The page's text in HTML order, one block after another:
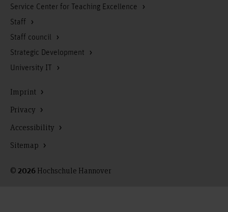
Service Center for Teaching Excellence
Staff
Staff council
Strategic Development
University IT
© 2026 Hochschule Hannover
Imprint
Privacy
Accessibility
Sitemap